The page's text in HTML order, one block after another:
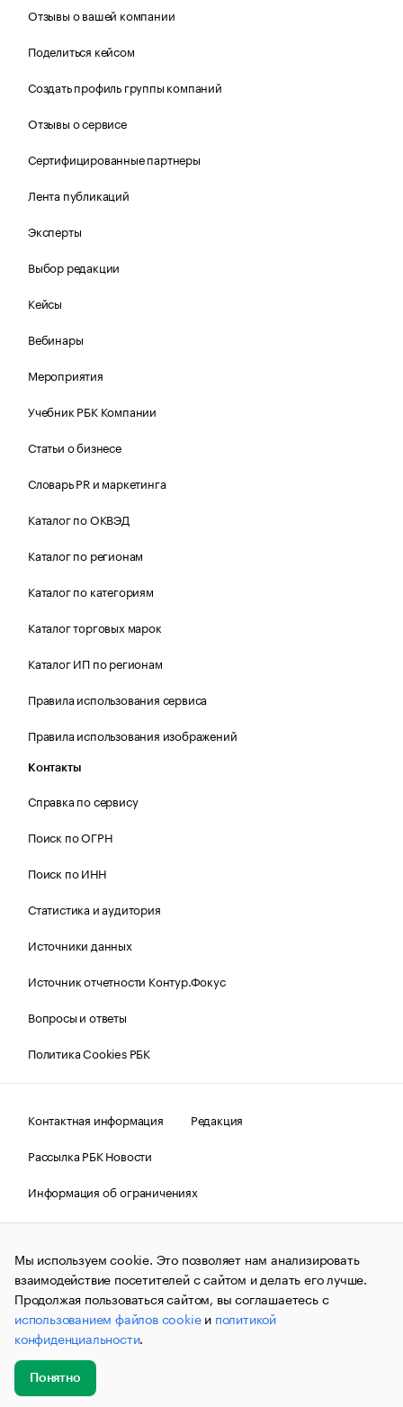
Отзывы о вашей компании
Поделиться кейсом
Создать профиль группы компаний
Отзывы о сервисе
Сертифицированные партнеры
Лента публикаций
Эксперты
Выбор редакции
Кейсы
Вебинары
Мероприятия
Учебник РБК Компании
Статьи о бизнесе
Словарь PR и маркетинга
Каталог по ОКВЭД
Каталог по регионам
Каталог по категориям
Каталог торговых марок
Каталог ИП по регионам
Правила использования сервиса
Правила использования изображений
Контакты
Справка по сервису
Поиск по ОГРН
Поиск по ИНН
Статистика и аудитория
Источники данных
Источник отчетности Контур.Фокус
Вопросы и ответы
Политика Cookies РБК
Контактная информация
Редакция
Рассылка РБК Новости
Информация об ограничениях
Правовая информация
О соблюдении авторских прав
© АО «РОСБИЗНЕСКОНСАЛТИНГ»,1995–2026.Сообщения
и материалы информационного агентства «РБК»
(зарегистрировано Федеральной службой по надзору в сфере
связи, информационных технологий и массовых
коммуникаций (Роскомнадзор) 09.12.2015 за номером ИА
№ФС77-63848) сопровождаются пометкой «РБК». Отдельные
публикации могут содержать информацию,
не предназначенную для пользователей
до 18 лет.
Мы используем cookie. Это позволяет нам анализировать
взаимодействие посетителей с сайтом и делать его лучше.
Продолжая пользоваться сайтом, вы соглашаетесь с
использованием файлов cookieи политикой
конфиденциальности.
Понятно